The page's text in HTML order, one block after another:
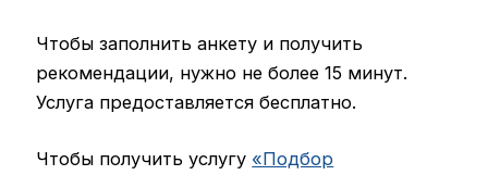
Чтобы заполнить анкету и получить
рекомендации, нужно не более 15 минут.
Услуга предоставляется бесплатно.
Чтобы получить услугу «Подбор